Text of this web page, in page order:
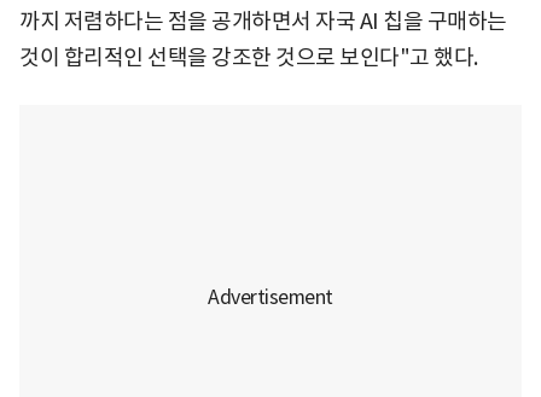
까지 저렴하다는 점을 공개하면서 자국 AI 칩을 구매하는
것이 합리적인 선택을 강조한 것으로 보인다"고 했다.